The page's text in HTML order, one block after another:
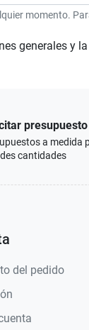
momento.
generales y
presupuesto
a medida
cantidades
del pedido